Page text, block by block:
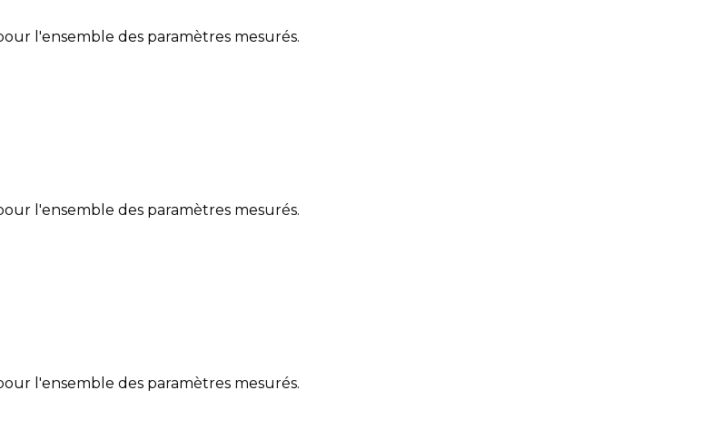
l'ensemble des paramètres mesurés.
l'ensemble des paramètres mesurés.
l'ensemble des paramètres mesurés.